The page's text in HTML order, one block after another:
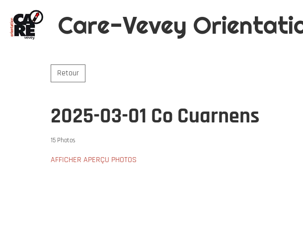
Care-Vevey
Retour
2025-03-01 Co Cuarnens
15 Photos
AFFICHER APERÇU PHOTOS